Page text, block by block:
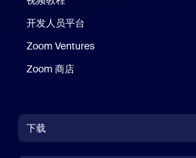
开发人员平台
Zoom Ventures
Zoom 商店
下载